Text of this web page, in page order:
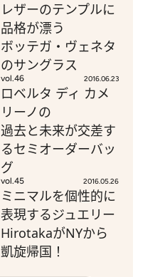
レザーのテンプルに
品格が漂う
ボッテガ・ヴェネタ
のサングラス
vol.46 2016.06.23
ロベルタ ディ カメ
リーノの
過去と未来が交差す
るセミオーダーバッ
グ
vol.45 2016.05.26
ミニマルを個性的に
表現するジュエリー
HirotakaがNYから
凱旋帰国！